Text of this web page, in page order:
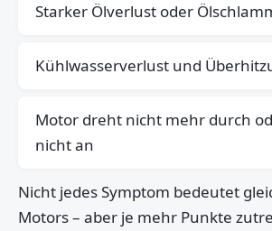
Starker Ölverlust oder
Kühlwasserverlust und
Motor dreht nicht mehr durch
nicht an
Nicht jedes Symptom bedeutet
Motors – aber je mehr Punkte